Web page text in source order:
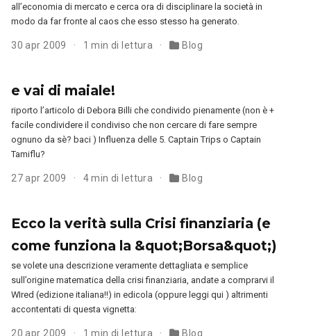
all’economia di mercato e cerca ora di disciplinare la società in
modo da far fronte al caos che esso stesso ha generato.
30 apr 2009 1 min di lettura Blog
e vai di maiale!
riporto l’articolo di Debora Billi che condivido pienamente (non è +
facile condividere il condiviso che non cercare di fare sempre
ognuno da sè? baci ) Influenza delle 5. Captain Trips o Captain
Tamiflu?
27 apr 2009 4 min di lettura Blog
Ecco la verità sulla Crisi finanziaria (e
come funziona la &quot;Borsa&quot;)
se volete una descrizione veramente dettagliata e semplice
sull’origine matematica della crisi finanziaria, andate a comprarvi il
WIred (edizione italiana!!) in edicola (oppure leggi qui ) altrimenti
accontentati di questa vignetta:
20 apr 2009 1 min di lettura Blog